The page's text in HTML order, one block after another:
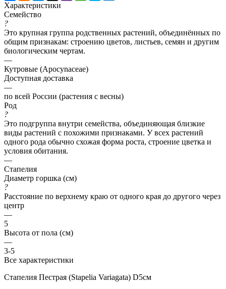
Характеристики
Семейство
?
Это крупная группа родственных растений, объединённых по
общим признакам: строению цветов, листьев, семян и другим
биологическим чертам.
—
Кутровые (Apocynaceae)
Доступная доставка
—
по всей России (растения с весны)
Род
?
Это подгруппа внутри семейства, объединяющая близкие
виды растений с похожими признаками. У всех растений
одного рода обычно схожая форма роста, строение цветка и
условия обитания.
—
Стапелия
Диаметр горшка (см)
?
Расстояние по верхнему краю от одного края до другого через
центр
—
5
Высота от пола (см)
—
3-5
Все характеристики
Стапелия Пестрая (Stapelia Variagata) D5см